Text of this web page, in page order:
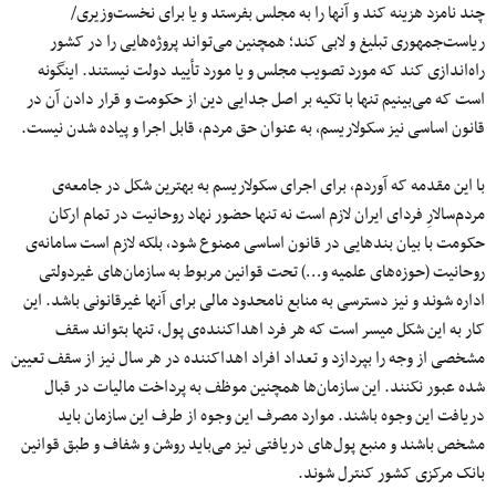
چند نامزد هزینه کند و آنها را به مجلس بفرستد و یا برای نخست‌وزیری/
ریاست‌جمهوری تبلیغ و لابی کند؛ همچنین می‌تواند پروژه‌هایی را در کشور
راه‌اندازی کند که مورد تصویب مجلس و یا مورد تأیید دولت نیستند. اینگونه
است که می‌بینیم تنها با تکیه بر اصل جدایی دین از حکومت و قرار دادن آن در
قانون اساسی نیز سکولاریسم، به عنوان حق مردم، قابل اجرا و پیاده شدن نیست.
با این مقدمه که آوردم، برای اجرای سکولاریسم به بهترین شکل در جامعه‌ی
مردم‌سالارِ فردای ایران لازم است نه تنها حضور نهاد روحانیت در تمام ارکان
حکومت با بیان بندهایی در قانون اساسی ممنوع شود، بلکه لازم است سامانه‌ی
روحانیت (حوزه‌های علمیه و…) تحت قوانین مربوط به سازمان‌های غیردولتی
اداره شوند و نیز دسترسی به منابع نامحدود مالی برای آنها غیر‌قانونی باشد. این
کار به این شکل میسر است که هر فرد اهداکننده‌ی پول، تنها بتواند سقف
مشخصی از وجه را بپردازد و تعداد افراد اهداکننده در هر سال نیز از سقف تعیین
شده عبور نکنند. این سازمان‌ها همچنین موظف به پرداخت مالیات در قبال
دریافت این وجوه باشند. موارد مصرف این وجوه از طرف این سازمان باید
مشخص باشند و منبع پول‌های دریافتی نیز می‌باید روشن و شفاف و طبق قوانین
بانک مرکزی کشور کنترل شوند.